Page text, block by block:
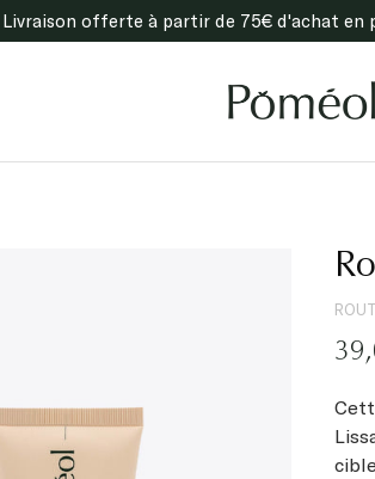
Livraison offerte à partir de 75€ d'achat en
Poméol